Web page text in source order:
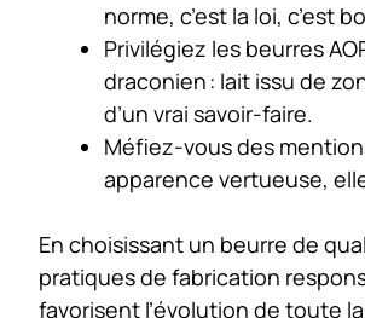
norme, c’est la loi, c’est
Privilégiez les beurres
draconien : lait issu de
d’un vrai savoir-faire.
Méfiez-vous des
apparence vertueuse,
En choisissant un beurre de
pratiques de fabrication
favorisent l’évolution de toute